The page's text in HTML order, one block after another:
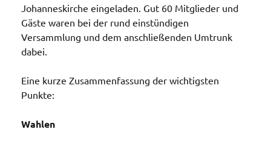
Johanneskirche eingeladen. Gut 60 Mitglieder und
Gäste waren bei der rund einstündigen
Versammlung und dem anschließenden Umtrunk
dabei.
Eine kurze Zusammenfassung der wichtigsten
Punkte:
Wahlen